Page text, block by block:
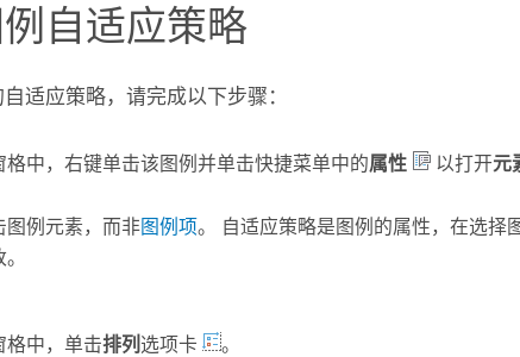
自适应策略
适应策略，请完成以下步骤：
格中，右键单击该图例并单击快捷菜单中的属性 以打开元
图例元素，而非图例项。 自适应策略是图例的属性，在选择
格中，单击排列 选项卡 。